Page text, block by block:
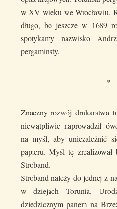
w XV wieku we Wrocławiu.
długo, bo jeszcze w 1689
spotykamy nazwisko
pergaminsty.
*
Znaczny rozwój drukarstwa
niewątpliwie naprowadził
na myśl, aby uniezależnić
papieru. Myśl tę
Stroband.
Stroband należy do jednej z
w dziejach Torunia.
dziedzicznym panem na